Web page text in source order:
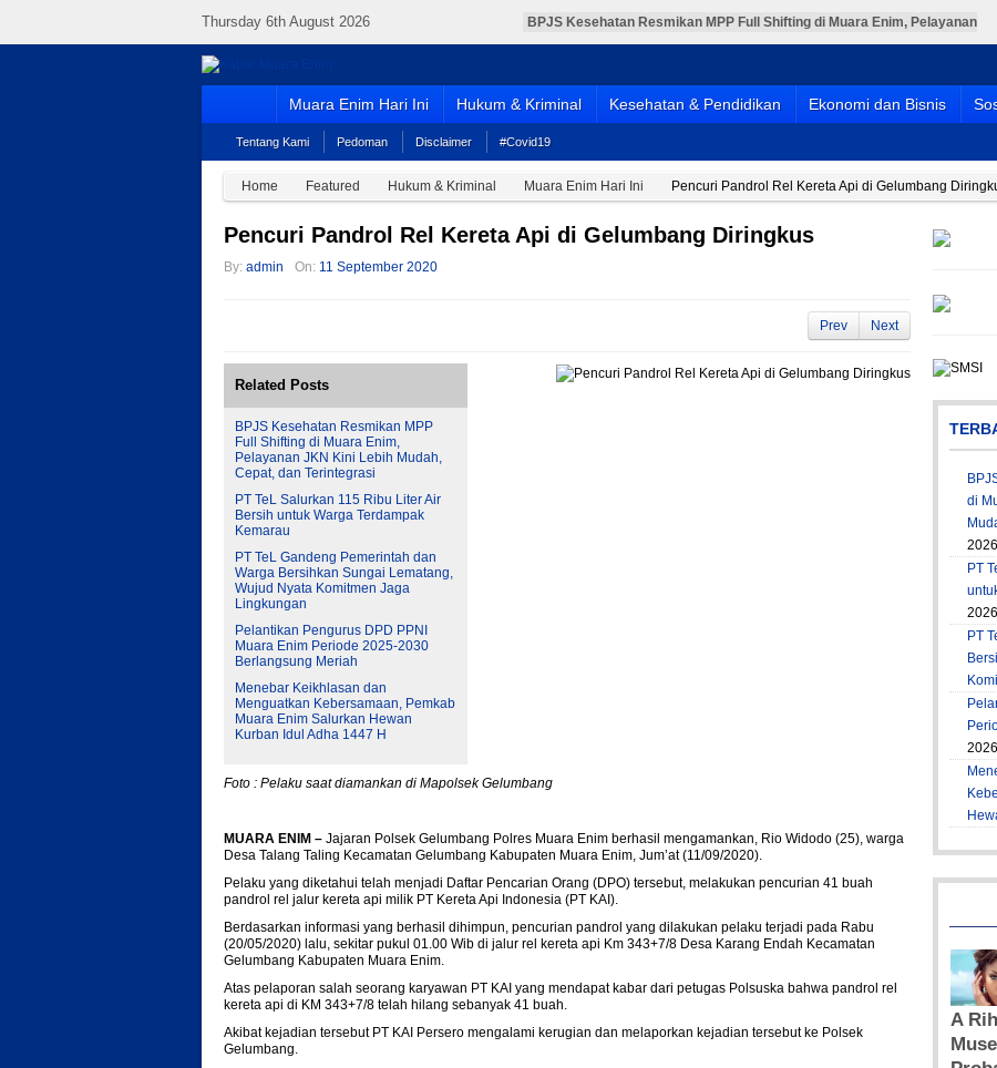
Thursday 6th August 2026
BPJS Kesehatan Resmikan MPP Full Shifting di Muara Enim, Pelayanan
JKN Kini Lebih Mudah, Cepat, dan Terintegrasi
Wujud Nyata Komitmen Jaga Lingkungan
Pelantikan Pengurus DPD PPNI Muara Enim Periode 2025-2030
Berlangsung Meriah
Muara Enim Hari Ini Hukum & Kriminal Kesehatan & Pendidikan Ekonomi dan Bisnis
Tentang Kami Pedoman Disclaimer #Covid19
Home Featured Hukum & Kriminal Muara Enim Hari Ini Pencuri Pandrol Rel Kereta Api di Gelumbang
Pencuri Pandrol Rel Kereta Api di Gelumbang Diringkus
By: admin On: 11 September 2020
Prev Next
Related Posts
BPJS Kesehatan Resmikan MPP
Full Shifting di Muara Enim,
Pelayanan JKN Kini Lebih Mudah,
Cepat, dan Terintegrasi
PT TeL Salurkan 115 Ribu Liter Air
Bersih untuk Warga Terdampak
Kemarau
PT TeL Gandeng Pemerintah dan
Warga Bersihkan Sungai Lematang,
Wujud Nyata Komitmen Jaga
Lingkungan
Pelantikan Pengurus DPD PPNI
Muara Enim Periode 2025-2030
Berlangsung Meriah
Menebar Keikhlasan dan
Menguatkan Kebersamaan, Pemkab
Muara Enim Salurkan Hewan
Kurban Idul Adha 1447 H
Foto : Pelaku saat diamankan di Mapolsek Gelumbang
MUARA ENIM – Jajaran Polsek Gelumbang Polres Muara Enim berhasil mengamankan, Rio Widodo (25), warga
Desa Talang Taling Kecamatan Gelumbang Kabupaten Muara Enim, Jum’at (11/09/2020).
Pelaku yang diketahui telah menjadi Daftar Pencarian Orang (DPO) tersebut, melakukan pencurian 41 buah
pandrol rel jalur kereta api milik PT Kereta Api Indonesia (PT KAI).
Berdasarkan informasi yang berhasil dihimpun, pencurian pandrol yang dilakukan pelaku terjadi pada Rabu
(20/05/2020) lalu, sekitar pukul 01.00 Wib di jalur rel kereta api Km 343+7/8 Desa Karang Endah Kecamatan
Gelumbang Kabupaten Muara Enim.
Atas pelaporan salah seorang karyawan PT KAI yang mendapat kabar dari petugas Polsuska bahwa pandrol rel
kereta api di KM 343+7/8 telah hilang sebanyak 41 buah.
Akibat kejadian tersebut PT KAI Persero mengalami kerugian dan melaporkan kejadian tersebut ke Polsek
Gelumbang.
di
2026
PT
2026
PT
2026